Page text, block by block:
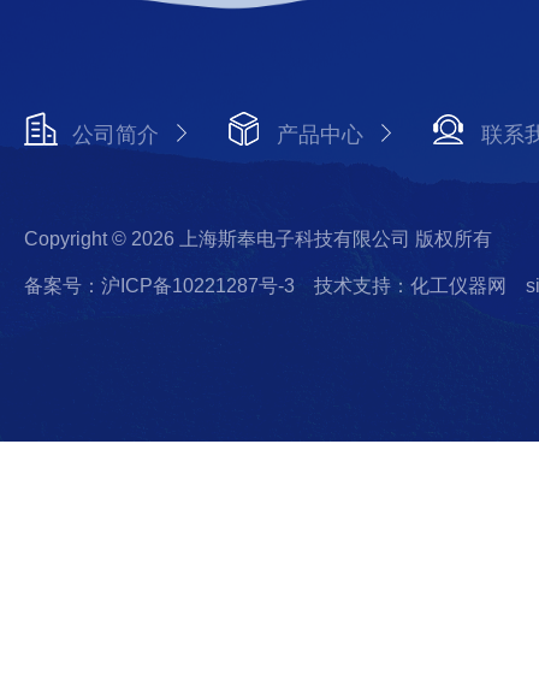
公司简介 产品中心 联系
Copyright © 2026 上海斯奉电子科技有限公司 版权所有
备案号：沪ICP备10221287号-3 技术支持：化工仪器网